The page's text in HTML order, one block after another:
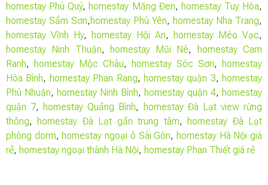
homestay Phú Quý, homestay Măng Đen, homestay Tuy Hòa,
homestay Sầm Sơn, homestay Phú Yên, homestay Nha Trang,
homestay Vĩnh Hy, homestay Hội An, homestay Mèo Vạc,
homestay Ninh Thuận, homestay Mũi Né,
homestay Cam
Ranh, homestay Mộc Châu, homestay Sóc Sơn,
homestay
Hòa Bình, homestay Phan Rang, homestay quận 3, homestay
Phú Nhuận, homestay Ninh Bình, homestay quận 4, homestay
quận 7, homestay Quảng Bình,
homestay Đà Lạt view rừng
thông, homestay Đà Lạt gần trung tâm, homestay Đà Lạt
phòng dorm, homestay ngoại ô Sài Gòn, homestay Hà Nội giá
rẻ, homestay ngoại thành Hà Nội, homestay Phan Thiết giá rẻ